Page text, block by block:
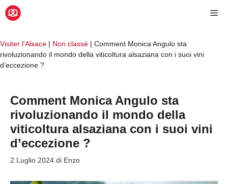
Vai
Visiter l'Alsace | Non classé | Comment Monica Angulo sta
rivoluzionando il mondo della viticoltura alsaziana con i suoi vini
d’eccezione ?
Comment Monica Angulo sta
rivoluzionando il mondo della
viticoltura alsaziana con i suoi vini
d’eccezione ?
2 Luglio 2024 di Enzo